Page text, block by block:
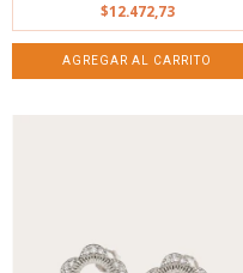
$12.472,73